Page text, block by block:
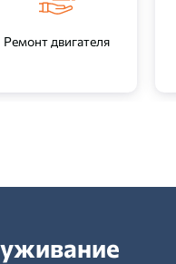
Ремонт двигателя